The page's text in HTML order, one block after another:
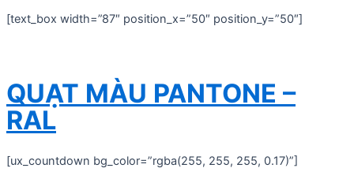
[text_box width=”87″ position_x=”50″ position_y=”50″]
QUẠT MÀU PANTONE –
RAL
[ux_countdown bg_color=”rgba(255, 255, 255, 0.17)”]